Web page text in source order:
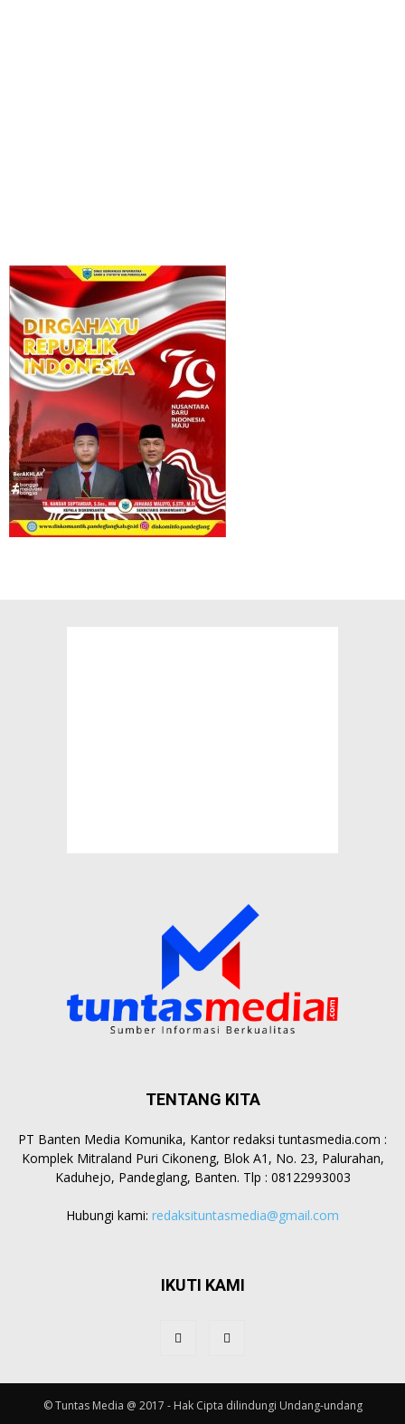
TENTANG KITA
PT Banten Media Komunika, Kantor redaksi tuntasmedia.com :
Komplek Mitraland Puri Cikoneng, Blok A1, No. 23, Palurahan,
Kaduhejo, Pandeglang, Banten. Tlp : 08122993003
Hubungi kami: redaksituntasmedia@gmail.com
IKUTI KAMI
© Tuntas Media @ 2017 - Hak Cipta dilindungi Undang-undang